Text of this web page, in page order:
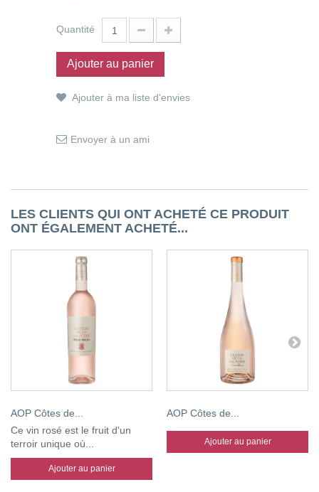
Quantité
Ajouter au panier
Ajouter à ma liste d'envies
Envoyer à un ami
LES CLIENTS QUI ONT ACHETÉ CE PRODUIT
ONT ÉGALEMENT ACHETÉ...
AOP Côtes de...
Ce vin rosé est le fruit d'un
terroir unique où...
Ajouter au panier
AOP Côtes de...
Ajouter au panier